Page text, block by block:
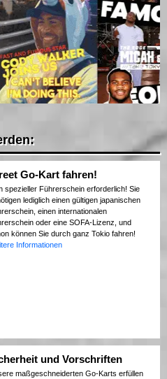
Go-Kart fahren!
spezieller Führerschein erforderlich! Sie
lediglich einen gültigen japanischen
einen internationalen
oder eine SOFA-Lizenz, und
können Sie durch ganz Tokio fahren!
Informationen
und Vorschriften
maßgeschneiderten Go-Karts erfüllen